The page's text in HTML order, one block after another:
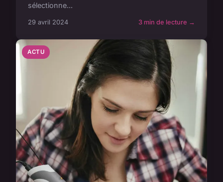
sélectionne...
29 avril 2024 3 min de lecture →
ACTU